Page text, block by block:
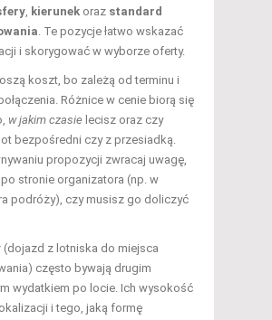
kierunek oraz standard
. Te pozycje łatwo wskazać
i skorygować w wyborze oferty.
koszt, bo zależą od terminu i
Różnice w cenie biorą się
w jakim czasie lecisz oraz czy
bezpośredni czy z przesiadką.
propozycji zwracaj uwagę,
stronie organizatora (np. w
podróży), czy musisz go doliczyć
(dojazd z lotniska do miejsca
często bywają drugim
wydatkiem po locie. Ich wysokość
i tego, jaką formę